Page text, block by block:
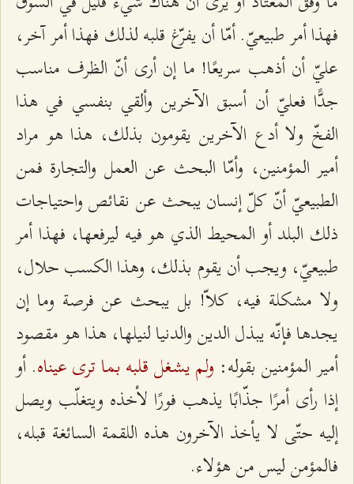
فهذا أمر طبيعيّ. أمّا أن يفرّغ قلبه لذلك فهذا أمر آخر،
عليّ أن أذهب سريعًا! ما إن أرى أنّ الظرف مناسب
جدًّا فعليّ أن أسبق الآخرين وألقي بنفسي في هذا
الفخّ ولا أدع الآخرين يقومون بذلك، هذا هو مراد
أمير المؤمنين، وأمّا البحث عن العمل والتجارة فمن
الطبيعيّ أنّ كلّ إنسان يبحث عن نقائص واحتياجات
ذلك البلد أو المحيط الذي هو فيه ليرفعها، فهذا أمر
طبيعيّ، ويجب أن يقوم بذلك، وهذا الكسب حلال،
ولا مشكلة فيه، كلاّ! بل يبحث عن فرصة وما إن
يجدها فإنّه يبذل الدين والدنيا لنيلها، هذا هو مقصود
أمير المؤمنين بقوله: ولم يشغل قلبه بما ترى عيناه. أو
إذا رأى أمرًا جذّابًا يذهب فورًا لأخذه ويتغلّب ويصل
إليه حتّى لا يأخذ الآخرون هذه اللقمة السائغة قبله،
فالمؤمن ليس من هؤلاء.